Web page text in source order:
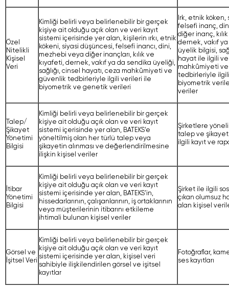
Özel
Nitelikli
Kişisel
Veri
Kimliği belirli veya belirlenebilir bir gerçek
kişiye ait olduğu açık olan ve veri kayıt
sistemi içerisinde yer alan, kişilerin ırkı, etnik
kökeni, siyasi düşüncesi, felsefi inancı, dini,
mezhebi veya diğer inançları, kılık ve
kıyafeti, dernek, vakıf ya da sendika üyeliği,
sağlığı, cinsel hayatı, ceza mahkûmiyeti ve
güvenlik tedbirleriyle ilgili verileri ile
biyometrik ve genetik verileri
Irk, etnik köken,
felsefi inanç,
diğer inanç,
dernek, vakıf
üyelik bilgisi,
hayat ile ilgili
mahkûmiyeti
tedbirleriyle
biyometrik
veriler
Talep/
Şikayet
Yönetimi
Bilgisi
Kimliği belirli veya belirlenebilir bir gerçek
kişiye ait olduğu açık olan ve veri kayıt
sistemi içerisinde yer alan, BATEKS‘e
yöneltilmiş olan her türlü talep veya
şikayetin alınması ve değerlendirilmesine
ilişkin kişisel veriler
Şirketlere
talep ve
ilgili kayıt ve
İtibar
Yönetimi
Bilgisi
Kimliği belirli veya belirlenebilir bir gerçek
kişiye ait olduğu açık olan ve veri kayıt
sistemi içerisinde yer alan, BATEKS’in,
hissedarlarının, çalışanlarının, iş ortaklarının
veya müşterilerinin itibarını etkileme
ihtimali bulunan kişisel veriler
Şirket ile ilgili
çıkan olumsuz
alan kişisel
Görsel ve
İşitsel Veri
Kimliği belirli veya belirlenebilir bir gerçek
kişiye ait olduğu açık olan ve veri kayıt
sistemi içerisinde yer alan, kişisel veri
sahibiyle ilişkilendirilen görsel ve işitsel
kayıtlar
Fotoğraflar,
ses kayıtları